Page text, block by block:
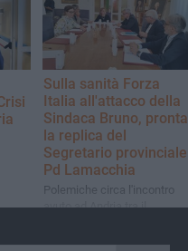
Sulla sanità Forza
Italia all'attacco della
Sindaca Bruno, pronta
la replica del
Segretario provinciale
Pd Lamacchia
Polemiche circa l'incontro
avuto ad Andria tra il